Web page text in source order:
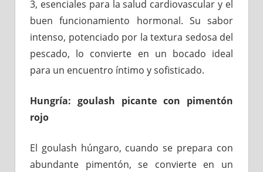
3, esenciales para la salud cardiovascular y el
buen funcionamiento hormonal. Su sabor
intenso, potenciado por la textura sedosa del
pescado, lo convierte en un bocado ideal
para un encuentro íntimo y sofisticado.
Hungría: goulash picante con pimentón
rojo
El goulash húngaro, cuando se prepara con
abundante pimentón, se convierte en un